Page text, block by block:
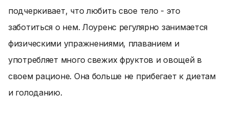
подчеркивает, что любить свое тело - это
заботиться о нем. Лоуренс регулярно занимается
физическими упражнениями, плаванием и
употребляет много свежих фруктов и овощей в
своем рационе. Она больше не прибегает к диетам
и голоданию.